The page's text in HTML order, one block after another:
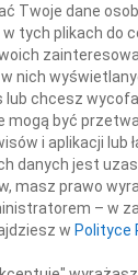
że w
w wieku 86 lat
Twoje dane
tych plikach do
nich
chcesz
mogą być
i aplikacji lub
danych jest
masz prawo
– w
w Polityce